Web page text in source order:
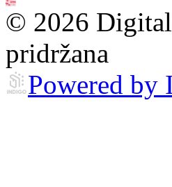
© 2026
pridržana
Powered by